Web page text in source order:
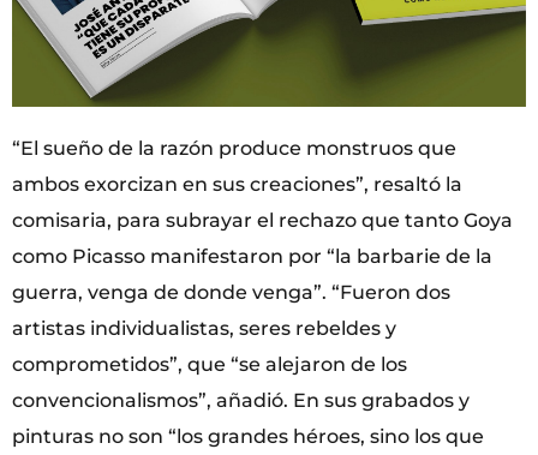
“El sueño de la razón produce monstruos que
ambos exorcizan en sus creaciones”, resaltó la
comisaria, para subrayar el rechazo que tanto Goya
como Picasso manifestaron por “la barbarie de la
guerra, venga de donde venga”. “Fueron dos
artistas individualistas, seres rebeldes y
comprometidos”, que “se alejaron de los
convencionalismos”, añadió. En sus grabados y
pinturas no son “los grandes héroes, sino los que